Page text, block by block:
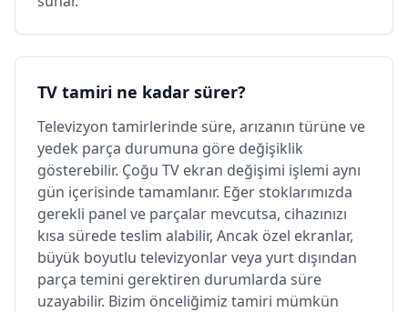
TV tamiri ne kadar sürer?
Televizyon tamirlerinde süre, arızanın türüne ve
yedek parça durumuna göre değişiklik
gösterebilir. Çoğu TV ekran değişimi işlemi aynı
gün içerisinde tamamlanır. Eğer stoklarımızda
gerekli panel ve parçalar mevcutsa, cihazınızı
kısa sürede teslim alabilir, Ancak özel ekranlar,
büyük boyutlu televizyonlar veya yurt dışından
parça temini gerektiren durumlarda süre
uzayabilir. Bizim önceliğimiz tamiri mümkün